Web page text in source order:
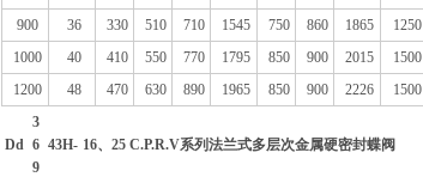
900
36 330 510 710 1545 750 860 1865 1250
1000
40 410 550 770 1795 850 900 2015 1500
1200
48 470 630 890 1965 850 900 2226 1500
Dd
3
6
9
43H- 16、25 C.P.R.V系列法兰式多层次金属硬密封蝶阀